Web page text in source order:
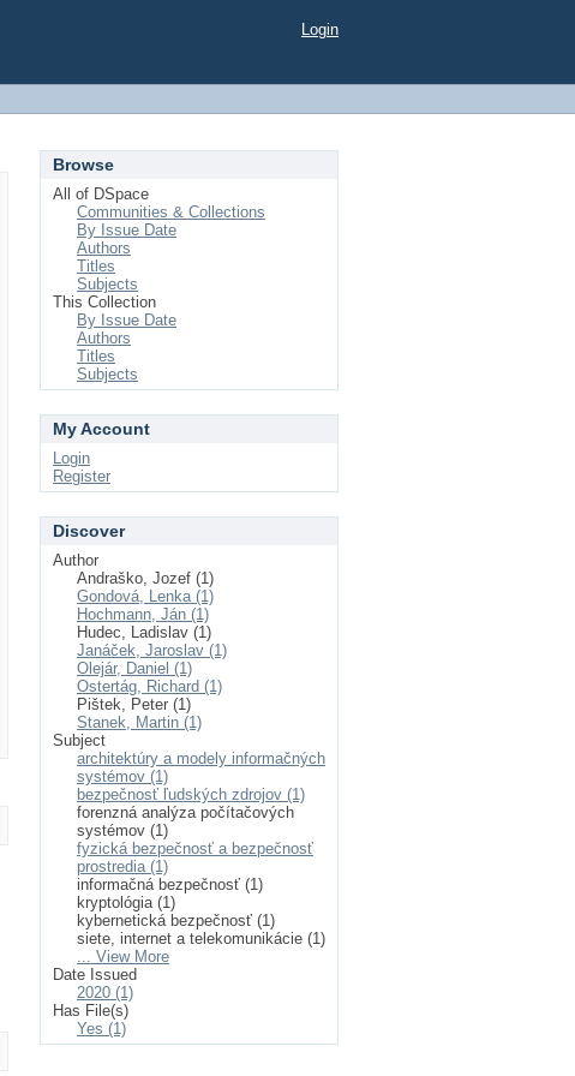
Login
Browse
All of DSpace
Communities & Collections
By Issue Date
Authors
Titles
Subjects
This Collection
By Issue Date
Authors
Titles
Subjects
My Account
Login
Register
Discover
Author
Andraško, Jozef (1)
Gondová, Lenka (1)
Hochmann, Ján (1)
Hudec, Ladislav (1)
Janáček, Jaroslav (1)
Olejár, Daniel (1)
Ostertág, Richard (1)
Pištek, Peter (1)
Stanek, Martin (1)
Subject
architektúry a modely informačných
systémov (1)
bezpečnosť ľudských zdrojov (1)
forenzná analýza počítačových
systémov (1)
fyzická bezpečnosť a bezpečnosť
prostredia (1)
informačná bezpečnosť (1)
kryptológia (1)
kybernetická bezpečnosť (1)
siete, internet a telekomunikácie (1)
... View More
Date Issued
2020 (1)
Has File(s)
Yes (1)